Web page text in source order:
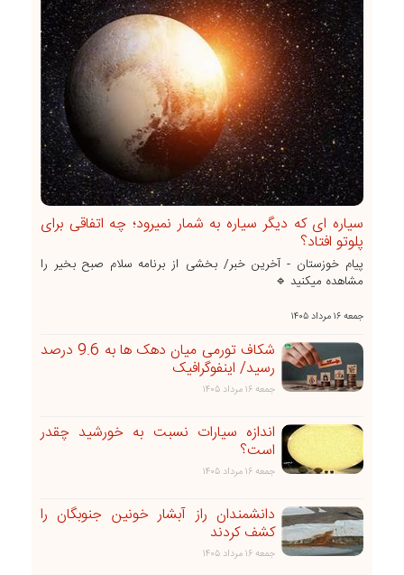
سیاره ای که دیگر سیاره به شمار نمیرود؛ چه اتفاقی برای
پلوتو افتاد؟
پیام خوزستان - آخرین خبر/ بخشی از برنامه سلام صبح بخیر را
مشاهده میکنید 🔹
جمعه ۱۶ مرداد ۱۴۰۵
شکاف تورمی میان دهک ها به 9.6 درصد
رسید/ اینفوگرافیک
جمعه ۱۶ مرداد ۱۴۰۵
اندازه سیارات نسبت به خورشید چقدر
است؟
جمعه ۱۶ مرداد ۱۴۰۵
دانشمندان راز آبشار خونین جنوبگان را
کشف کردند
جمعه ۱۶ مرداد ۱۴۰۵